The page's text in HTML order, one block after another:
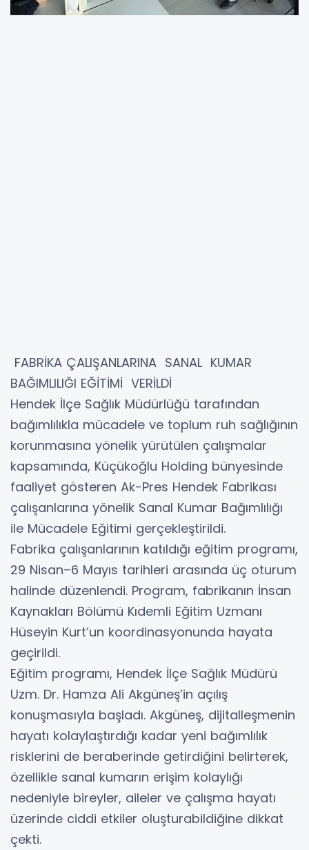
FABRİKA ÇALIŞANLARINA SANAL KUMAR
BAĞIMLILIĞI EĞİTİMİ VERİLDİ
Hendek İlçe Sağlık Müdürlüğü tarafından
bağımlılıkla mücadele ve toplum ruh sağlığının
korunmasına yönelik yürütülen çalışmalar
kapsamında, Küçükoğlu Holding bünyesinde
faaliyet gösteren Ak-Pres Hendek Fabrikası
çalışanlarına yönelik Sanal Kumar Bağımlılığı
ile Mücadele Eğitimi gerçekleştirildi.
Fabrika çalışanlarının katıldığı eğitim programı,
29 Nisan–6 Mayıs tarihleri arasında üç oturum
halinde düzenlendi. Program, fabrikanın İnsan
Kaynakları Bölümü Kıdemli Eğitim Uzmanı
Hüseyin Kurt’un koordinasyonunda hayata
geçirildi.
Eğitim programı, Hendek İlçe Sağlık Müdürü
Uzm. Dr. Hamza Ali Akgüneş’in açılış
konuşmasıyla başladı. Akgüneş, dijitalleşmenin
hayatı kolaylaştırdığı kadar yeni bağımlılık
risklerini de beraberinde getirdiğini belirterek,
özellikle sanal kumarın erişim kolaylığı
nedeniyle bireyler, aileler ve çalışma hayatı
üzerinde ciddi etkiler oluşturabildiğine dikkat
çekti.